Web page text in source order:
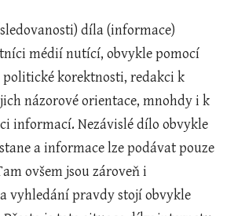
médií nutící, obvykle pomocí
politické korektnosti, redakci k
názorové orientace, mnohdy i k
informací. Nezávislé dílo obvykle
a informace lze podávat pouze
ovšem jsou zároveň i
vyhledání pravdy stojí obvykle